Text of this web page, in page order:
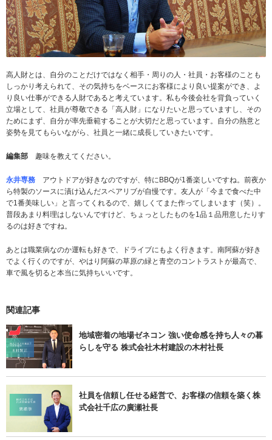
高人財とは、自分のことだけではなく相手・周りの人・社員・お客様のことも
しっかり考えられて、その気持ちをベースにお客様により良い提案ができ、よ
り良い仕事ができる人財であると考えています。私も今後会社を背負っていく
立場として、社員が尊敬できる「高人財」になりたいと思っていますし、その
ためにまず、自分が率先垂範することが大切だと思っています。自分の熱意と
姿勢を見てもらいながら、社員と一緒に成長していきたいです。
編集部 趣味を教えてください。
永井専務
アウトドアが好きなのですが、特にBBQが1番楽しいですね。前夜か
ら特製のソースに漬け込んだスペアリブが自慢です。友人が「今まで食べた中
で1番美味しい」と言ってくれるので、嬉しくてまた作ってしまいます（笑）。
普段あまり料理はしないんですけど、ちょっとしたものを1品１品用意したりす
るのは好きですね。
あとは職業病なのか運転も好きで、ドライブにもよく行きます。南阿蘇が好き
でよく行くのですが、やはり阿蘇の草原の緑と青空のコントラストが最高で、
車で風を切ると本当に気持ちいいです。
関連記事
地域密着の地場ゼネコン 強い使命感を持ち人々の暮
らしを守る 株式会社木村建設の木村社長
社員を信頼し任せる経営で、お客様の信頼を築く株
式会社千広の廣瀬社長